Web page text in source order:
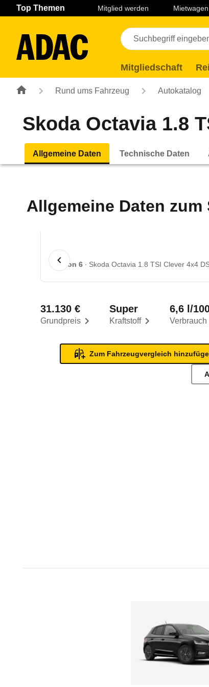
Navigation Seiteninhalt Fußzeile
Top Themen Mitglied werden Mietwagen
Mitgliedschaft
Rund ums Fahrzeug Autokatalog
Skoda Octavia 1.8
Allgemeine Daten Technische Daten
Allgemeine Daten zum
1 von 6 Skoda Octavia 1.8 TSI Clever 4x4
Grundpreis
31.130 €
Kraftstoff
Super
Verbrauch
6,6 l/
Zum Fahrzeugvergleich